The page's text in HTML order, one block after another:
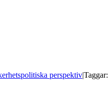
perspektiv|Taggar: